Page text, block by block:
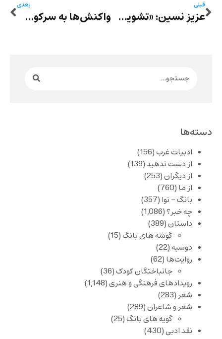
قبلی
عزیز نسین: «تشویق به جرم» – به ترجمه پئریکا گلیاری و پدرام رمضانی
بعدی
واکنش‌ها به سرکوب خوزستان – اسد سیف: شورش حق مردم است
دسته‌ها
ادبیات غرب(156)
از دست ندهید(139)
از دیگران(253)
از ما (760)
بانگ – نوا (357)
چه خبر؟(1,086)
داستان(389)
گوشه های بانگ(15)
دوسیه(22)
روایت‌ها (62)
جانباختگان کودک(36)
رویدادهای فرهنگی و هنری(1,148)
شعر(283)
شعر و شاعران(289)
گویه های بانگ(25)
نقد ادبی(430)